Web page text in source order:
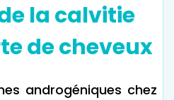
la calvitie
de cheveux
androgéniques chez